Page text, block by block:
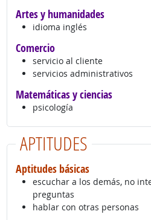
Artes y humanidades
idioma inglés
Comercio
servicio al cliente
servicios administrativos
Matemáticas y ciencias
psicología
APTITUDES
Aptitudes básicas
escuchar a los demás, no
preguntas
hablar con otras personas